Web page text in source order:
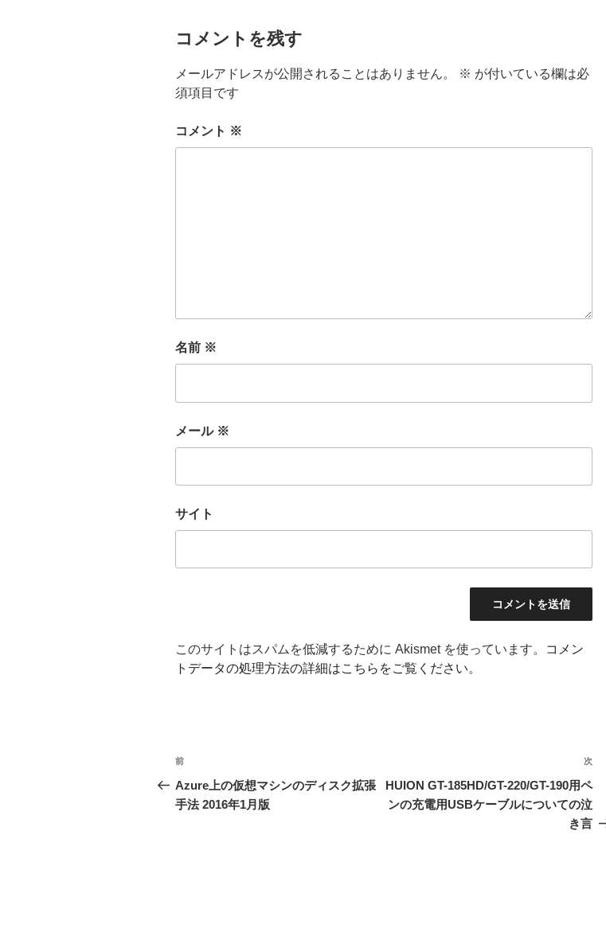
コメントを残す
メールアドレスが公開されることはありません。 ※ が付いている欄は必
須項目です
コメント ※
名前 ※
メール ※
サイト
このサイトはスパムを低減するために Akismet を使っています。
コメン
トデータの処理方法の詳細はこちらをご覧ください。
投
稿
ナ
前
の
投
前
Azure上の仮想マシンのディスク拡張
手法 2016年1月版
次
投
稿
次
HUION GT-185HD/GT-220/GT-190用ペ
ンの充電用USBケーブルについての泣
き言